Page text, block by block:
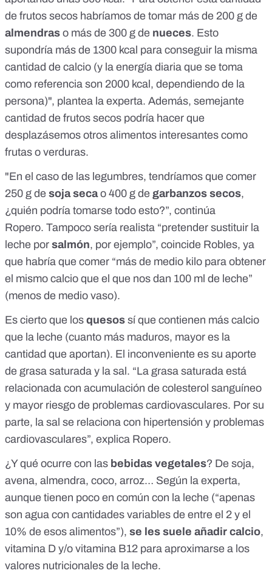
de frutos secos habríamos de tomar más de 200 g de
almendras o más de 300 g de nueces. Esto
supondría más de 1300 kcal para conseguir la misma
cantidad de calcio (y la energía diaria que se toma
como referencia son 2000 kcal, dependiendo de la
persona)", plantea la experta. Además, semejante
cantidad de frutos secos podría hacer que
desplazásemos otros alimentos interesantes como
frutas o verduras.
"En el caso de las legumbres, tendríamos que comer
250 g de soja secao 400 g de garbanzos secos,
¿quién podría tomarse todo esto?”, continúa
Ropero. Tampoco sería realista “pretender sustituir la
leche por salmón, por ejemplo”, coincide Robles, ya
que habría que comer “más de medio kilo para obtener
el mismo calcio que el que nos dan 100 ml de leche”
(menos de medio vaso).
Es cierto que los quesos sí que contienen más calcio
que la leche (cuanto más maduros, mayor es la
cantidad que aportan). El inconveniente es su aporte
de grasa saturada y la sal. “La grasa saturada está
relacionada con acumulación de colesterol sanguíneo
y mayor riesgo de problemas cardiovasculares. Por su
parte, la sal se relaciona con hipertensión y problemas
cardiovasculares”, explica Ropero.
¿Y qué ocurre con las bebidas vegetales? De soja,
avena, almendra, coco, arroz… Según la experta,
aunque tienen poco en común con la leche (“apenas
son agua con cantidades variables de entre el 2 y el
10% de esos alimentos”), se les suele añadir calcio,
vitamina D y/o vitamina B12 para aproximarse a los
valores nutricionales de la leche.